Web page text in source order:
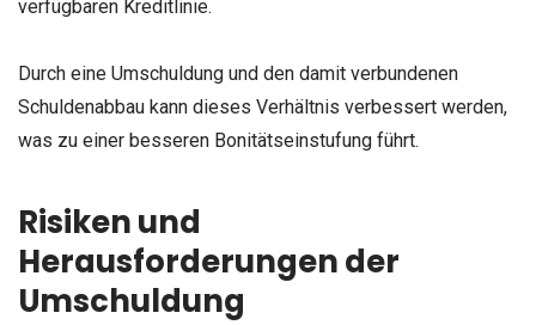
verfügbaren Kreditlinie.
Durch eine Umschuldung und den damit verbundenen
Schuldenabbau kann dieses Verhältnis verbessert werden,
was zu einer besseren Bonitätseinstufung führt.
Risiken und
Herausforderungen der
Umschuldung